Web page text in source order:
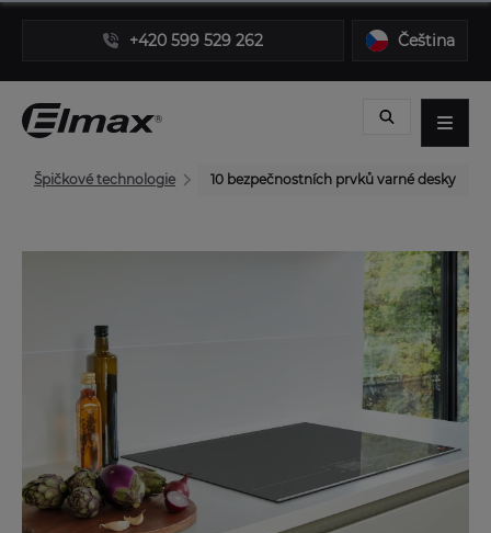
+420 599 529 262 Čeština
Špičkové technologie 10 bezpečnostních prvků varné desky